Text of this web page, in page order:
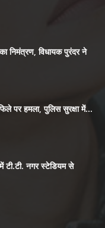
निमंत्रण, विधायक पुरंदर ने
पर हमला, पुलिस सुरक्षा में...
टी.टी. नगर स्टेडियम से